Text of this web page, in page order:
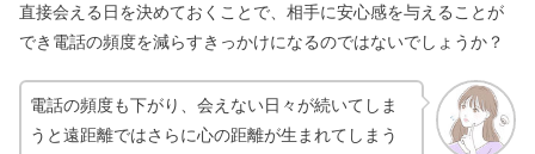
直接会える日を決めておくことで、相手に安心感を与えることが
でき電話の頻度を減らすきっかけになるのではないでしょうか？
電話の頻度も下がり、会えない日々が続いてしま
うと遠距離ではさらに心の距離が生まれてしまう